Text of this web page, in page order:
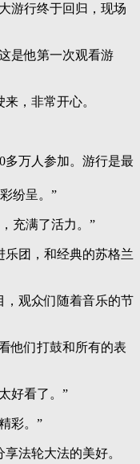
游行终于回归，现场
是他第一次观看游
，非常开心。
多万人参加。游行是最
纷呈。”
充满了活力。”
团，和经典的苏格兰
，观众们随着音乐的节
他们打鼓和所有的表
好看了。”
彩。”
法轮大法的美好。